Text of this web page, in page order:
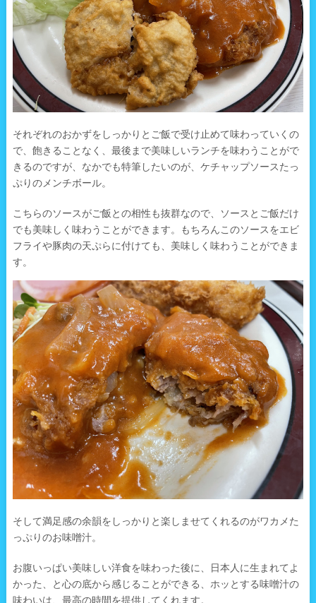
それぞれのおかずをしっかりとご飯で受け止めて味わっていくの
で、飽きることなく、最後まで美味しいランチを味わうことがで
きるのですが、なかでも特筆したいのが、ケチャップソースたっ
ぷりのメンチボール。
こちらのソースがご飯との相性も抜群なので、ソースとご飯だけ
でも美味しく味わうことができます。もちろんこのソースをエビ
フライや豚肉の天ぷらに付けても、美味しく味わうことができま
す。
そして満足感の余韻をしっかりと楽しませてくれるのがワカメた
っぷりのお味噌汁。
お腹いっぱい美味しい洋食を味わった後に、日本人に生まれてよ
かった、と心の底から感じることができる、ホッとする味噌汁の
味わいは、最高の時間を提供してくれます。